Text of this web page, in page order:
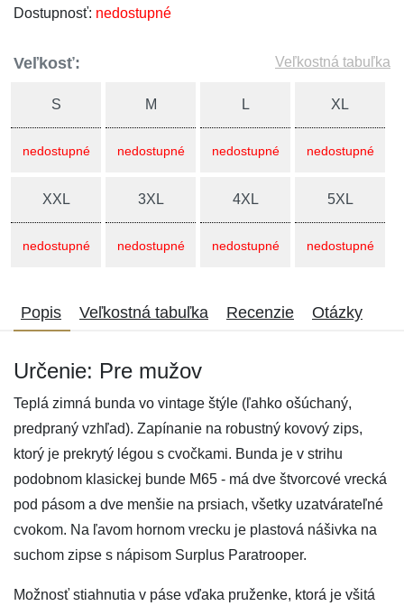
Dostupnosť: nedostupné
Veľkosť: Veľkostná tabuľka
S
nedostupné
M
nedostupné
L
nedostupné
XL
nedostupné
XXL
nedostupné
3XL
nedostupné
4XL
nedostupné
5XL
nedostupné
Popis Veľkostná tabuľka Recenzie Otázky
Určenie: Pre mužov
Teplá zimná bunda vo vintage štýle (ľahko ošúchaný,
predpraný vzhľad). Zapínanie na robustný kovový zips,
ktorý je prekrytý légou s cvočkami. Bunda je v strihu
podobnom klasickej bunde M65 - má dve štvorcové vrecká
pod pásom a dve menšie na prsiach, všetky uzatvárateľné
cvokom. Na ľavom hornom vrecku je plastová nášivka na
suchom zipse s nápisom Surplus Paratrooper.
Možnosť stiahnutia v páse vďaka pruženke, ktorá je všitá